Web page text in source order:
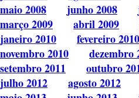
maio 2008
junho 2008
março 2009
abril 2009
janeiro 2010
fevereiro 2010
novembro 2010
dezembro
setembro 2011
outubro
julho 2012
agosto 2012